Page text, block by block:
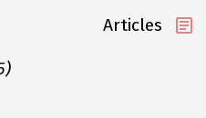
Articles